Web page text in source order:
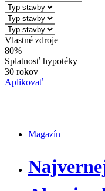
Vlastné zdroje
80%
Splatnosť hypotéky
30 rokov
Aplikovať
Magazín